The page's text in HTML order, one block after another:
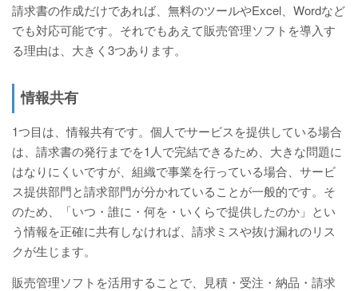
請求書の作成だけであれば、無料のツールやExcel、Wordなど
でも対応可能です。それでもあえて販売管理ソフトを導入す
る理由は、大きく3つあります。
情報共有
1つ目は、情報共有です。個人でサービスを提供している場合
は、請求書の発行までを1人で完結できるため、大きな問題に
はなりにくいですが、組織で事業を行っている場合、サービ
ス提供部門と請求部門が分かれていることが一般的です。そ
のため、「いつ・誰に・何を・いくらで提供したのか」とい
う情報を正確に共有しなければ、請求ミスや抜け漏れのリス
クが生じます。
販売管理ソフトを活用することで、見積・受注・納品・請求